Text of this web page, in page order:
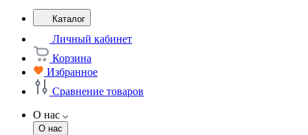
Каталог
Личный кабинет
Корзина
Избранное
Сравнение товаров
О нас
О нас